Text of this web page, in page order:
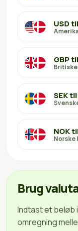
USD
GBP
SEK
NOK
Norske
Brug
Indtast et beløb
omregning